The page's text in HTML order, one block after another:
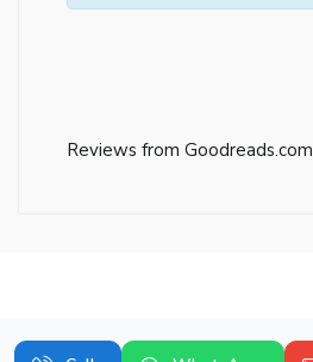
Reviews from Goodreads.com